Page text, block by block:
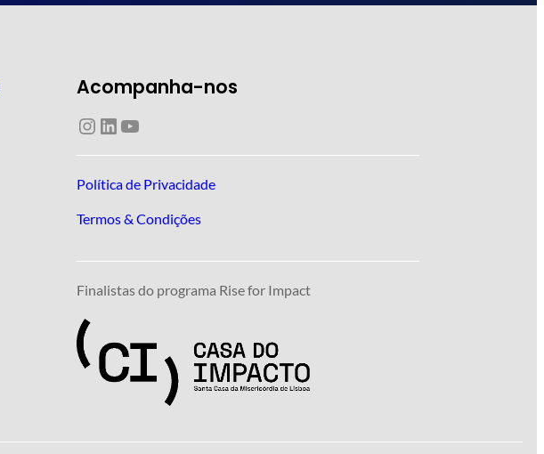
Acompanha-nos
Instagram LinkedIn YouTube
Política de Privacidade
Termos & Condições
Finalistas do programa Rise for Impact